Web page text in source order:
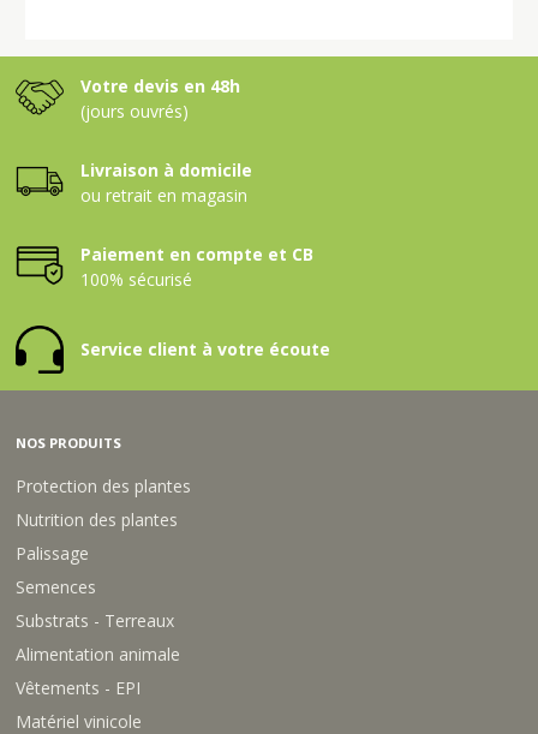
Votre devis en 48h
(jours ouvrés)
Livraison à domicile
ou retrait en magasin
Paiement en compte et CB
100% sécurisé
Service client à votre écoute
NOS PRODUITS
Protection des plantes
Nutrition des plantes
Palissage
Semences
Substrats - Terreaux
Alimentation animale
Vêtements - EPI
Matériel vinicole